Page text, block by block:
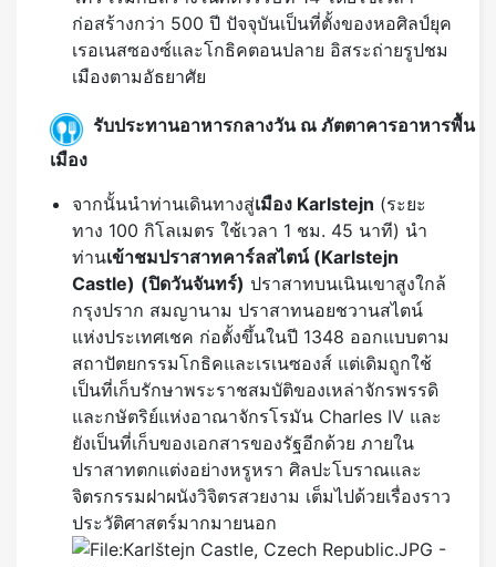
ก่อสร้างกว่า 500 ปี ปัจจุบันเป็นที่ตั้งของหอศิลป์ยุค
เรอเนสซองซ์และโกธิคตอนปลาย อิสระถ่ายรูปชม
เมืองตามอัธยาศัย
รับประทานอาหารกลางวัน ณ ภัตตาคารอาหารพื้น
เมือง
จากนั้นนำท่านเดินทางสู่เมือง Karlstejn (ระยะ
ทาง 100 กิโลเมตร ใช้เวลา 1 ชม. 45 นาที) นำ
ท่านเข้าชมปราสาทคาร์ลสไตน์ (Karlstejn
Castle) (ปิดวันจันทร์) ปราสาทบนเนินเขาสูงใกล้
กรุงปราก สมญานาม ปราสาทนอยชวานสไตน์
แห่งประเทศเชค ก่อตั้งขึ้นในปี 1348 ออกแบบตาม
สถาปัตยกรรมโกธิคและเรเนซองส์ แต่เดิมถูกใช้
เป็นที่เก็บรักษาพระราชสมบัติของเหล่าจักรพรรดิ
และกษัตริย์แห่งอาณาจักรโรมัน Charles IV และ
ยังเป็นที่เก็บของเอกสารของรัฐอีกด้วย ภายใน
ปราสาทตกแต่งอย่างหรูหรา ศิลปะโบราณและ
จิตรกรรมฝาผนังวิจิตรสวยงาม เต็มไปด้วยเรื่องราว
ประวัติศาสตร์มากมายนอก